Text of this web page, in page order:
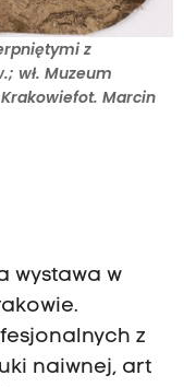
z
wł. Muzeum
Marcin
wystawa w
z
naiwnej, art